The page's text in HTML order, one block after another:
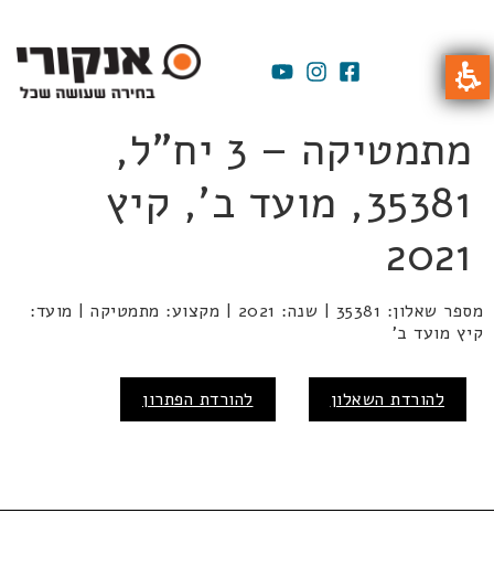
מתמטיקה – 3 יח"ל,
35381, מועד ב', קיץ
2021
מספר שאלון: 35381 | שנה: 2021 | מקצוע: מתמטיקה | מועד:
קיץ מועד ב'
להורדת השאלון להורדת הפתרון